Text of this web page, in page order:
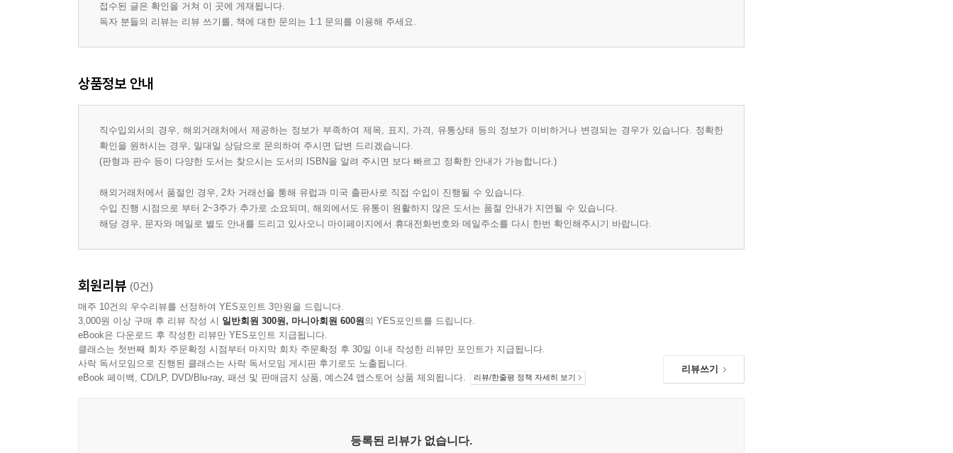
접수된 글은 확인을 거쳐 이 곳에 게재됩니다.
독자 분들의 리뷰는 리뷰 쓰기를, 책에 대한 문의는 1:1 문의를 이용해 주세요.
상품정보 안내
직수입외서의 경우, 해외거래처에서 제공하는 정보가 부족하여 제목, 표지, 가격, 유통상태 등의 정보가 미비하거나 변경되는 경우가 있습니다. 정확한
확인을 원하시는 경우, 일대일 상담으로 문의하여 주시면 답변 드리겠습니다.
(판형과 판수 등이 다양한 도서는 찾으시는 도서의 ISBN을 알려 주시면 보다 빠르고 정확한 안내가 가능합니다.)
해외거래처에서 품절인 경우, 2차 거래선을 통해 유럽과 미국 출판사로 직접 수입이 진행될 수 있습니다.
수입 진행 시점으로 부터 2~3주가 추가로 소요되며, 해외에서도 유통이 원활하지 않은 도서는 품절 안내가 지연될 수 있습니다.
해당 경우, 문자와 메일로 별도 안내를 드리고 있사오니 마이페이지에서 휴대전화번호와 메일주소를 다시 한번 확인해주시기 바랍니다.
회원리뷰 (0건)
매주 10건의 우수리뷰를 선정하여 YES포인트 3만원을 드립니다.
3,000원 이상 구매 후 리뷰 작성 시 일반회원 300원, 마니아회원 600원의 YES포인트를 드립니다.
eBook은 다운로드 후 작성한 리뷰만 YES포인트 지급됩니다.
클래스는 첫번째 회차 주문확정 시점부터 마지막 회차 주문확정 후 30일 이내 작성한 리뷰만 포인트가 지급됩니다.
사락 독서모임으로 진행된 클래스는 사락 독서모임 게시판 후기로도 노출됩니다.
eBook 페이백, CD/LP, DVD/Blu-ray, 패션 및 판매금지 상품, 예스24 앱스토어 상품 제외됩니다.
리뷰/한줄평 정책 자세히 보기
리뷰쓰기
등록된 리뷰가 없습니다.